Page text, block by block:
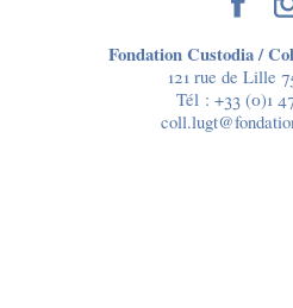
Fondation Custodia /
121 rue de Lille
Tél : +33 (0)1